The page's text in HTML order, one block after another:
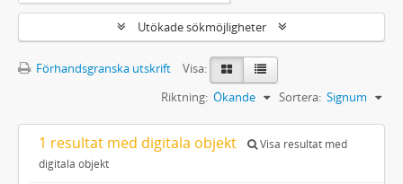
Utökade sökmöjligheter
Förhandsgranska utskrift
Visa:
Sortera: Signum
Riktning: Ökande
1 resultat med digitala objekt
Visa resultat med
digitala objekt